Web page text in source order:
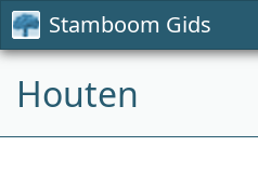
Stamboom Gids
Houten